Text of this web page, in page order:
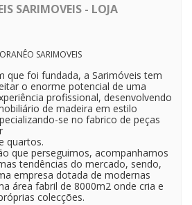
SARIMOVEIS - LOJA
SARIMOVEIS
que foi fundada, a Sarimóveis tem
o enorme potencial de uma
profissional, desenvolvendo
de madeira em estilo
se no fabrico de peças
quartos.
que perseguimos, acompanhamos
tendências do mercado, sendo,
empresa dotada de modernas
área fabril de 8000m2 onde cria e
colecções.